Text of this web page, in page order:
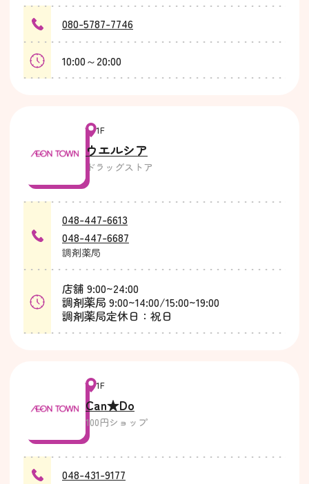
080-5787-7746
10:00～20:00
1F
ウエルシア
ドラッグストア
048-447-6613
048-447-6687
調剤薬局
店舗 9:00~24:00
調剤薬局 9:00~14:00/15:00~19:00
調剤薬局定休日：祝日
1F
Can★Do
100円ショップ
048-431-9177